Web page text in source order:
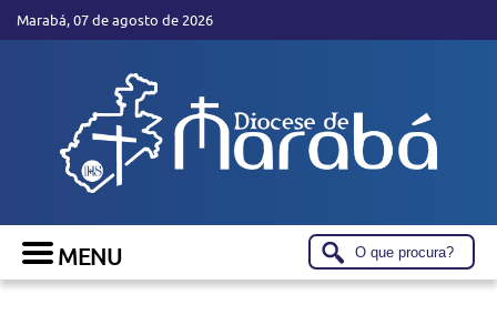
Marabá, 07 de agosto de 2026